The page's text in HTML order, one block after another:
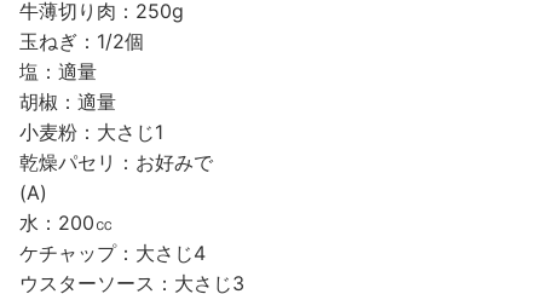
牛薄切り肉：250g
玉ねぎ：1/2個
塩：適量
胡椒：適量
小麦粉：大さじ1
乾燥パセリ：お好みで
(A)
水：200㏄
ケチャップ：大さじ4
ウスターソース：大さじ3